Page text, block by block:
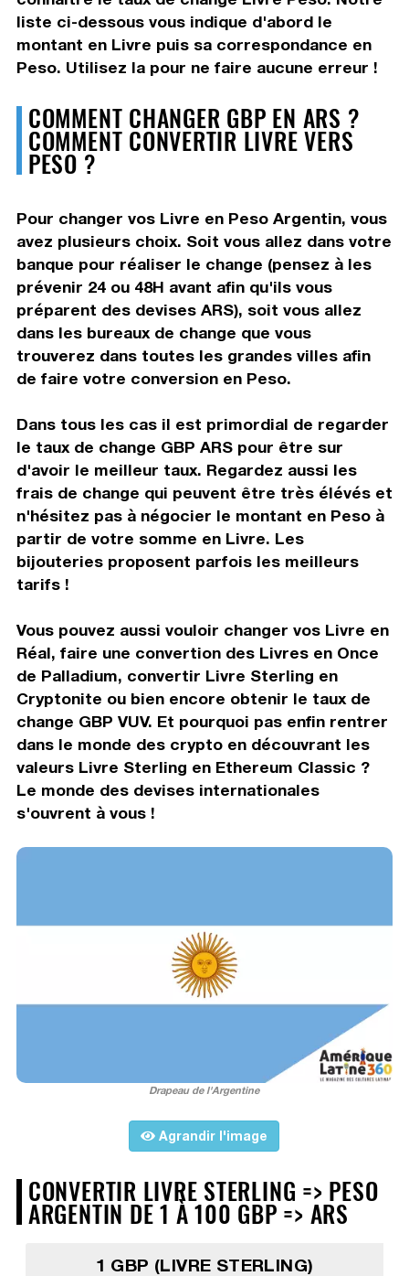
liste ci-dessous vous indique d'abord le
montant en Livre puis sa correspondance en
Peso. Utilisez la pour ne faire aucune erreur !
COMMENT CHANGER GBP EN ARS ?
COMMENT CONVERTIR LIVRE VERS
PESO ?
Pour changer vos Livre en Peso Argentin, vous
avez plusieurs choix. Soit vous allez dans votre
banque pour réaliser le change (pensez à les
prévenir 24 ou 48H avant afin qu'ils vous
préparent des devises ARS), soit vous allez
dans les bureaux de change que vous
trouverez dans toutes les grandes villes afin
de faire votre conversion en Peso.
Dans tous les cas il est primordial de regarder
le taux de change GBP ARS pour être sur
d'avoir le meilleur taux. Regardez aussi les
frais de change qui peuvent être très élévés et
n'hésitez pas à négocier le montant en Peso à
partir de votre somme en Livre. Les
bijouteries proposent parfois les meilleurs
tarifs !
Vous pouvez aussi vouloir changer vos Livre en
Réal, faire une convertion des Livres en Once
de Palladium, convertir Livre Sterling en
Cryptonite ou bien encore obtenir le taux de
change GBP VUV. Et pourquoi pas enfin rentrer
dans le monde des crypto en découvrant les
valeurs Livre Sterling en Ethereum Classic ?
Le monde des devises internationales
s'ouvrent à vous !
Drapeau de l'Argentine
Agrandir l'image
CONVERTIR LIVRE STERLING => PESO
ARGENTIN DE 1 À 100 GBP => ARS
1 GBP (LIVRE STERLING)